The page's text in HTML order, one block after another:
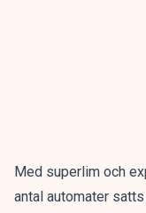
Med superlim och
antal automater